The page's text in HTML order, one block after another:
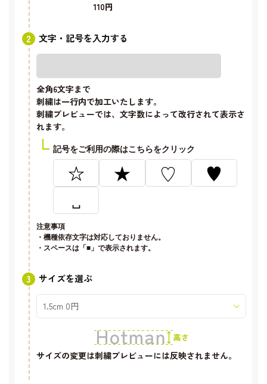
110円
文字・記号を入力する
全角6文字まで
刺繍は一行内で加工いたします。
刺繍プレビューでは、文字数によって改行されて表示さ
れます。
記号をご利用の際はこちらをクリック
☆ ★ ♡
♥
␣
注意事項
・機種依存文字は対応しておりません。
・スペースは「■」で表示されます。
サイズを選ぶ
サイズの変更は刺繍プレビューには反映されません。